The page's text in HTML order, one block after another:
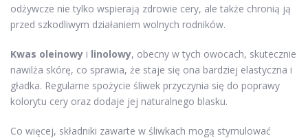
odżywcze nie tylko wspierają zdrowie cery, ale także chronią ją
przed szkodliwym działaniem wolnych rodników.
Kwas oleinowy i linolowy, obecny w tych owocach, skutecznie
nawilża skórę, co sprawia, że staje się ona bardziej elastyczna i
gładka. Regularne spożycie śliwek przyczynia się do poprawy
kolorytu cery oraz dodaje jej naturalnego blasku.
Co więcej, składniki zawarte w śliwkach mogą stymulować